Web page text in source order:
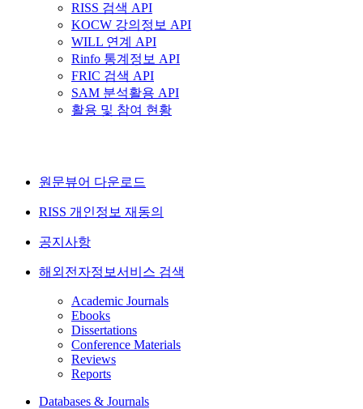
RISS 검색 API
KOCW 강의정보 API
WILL 연계 API
Rinfo 통계정보 API
FRIC 검색 API
SAM 분석활용 API
활용 및 참여 현황
원문뷰어 다운로드
RISS 개인정보 재동의
공지사항
해외전자정보서비스 검색
Academic Journals
Ebooks
Dissertations
Conference Materials
Reviews
Reports
Databases & Journals